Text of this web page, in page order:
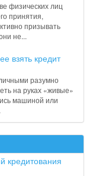
физических лиц
принятия,
призывать
не...
взять кредит
разумно
на руках «живые»
машиной или
кредитования